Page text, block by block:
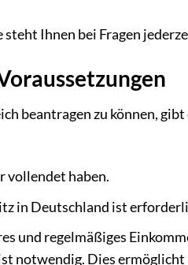
steht Ihnen bei Fragen
beantragen zu können, gibt
vollendet haben.
in Deutschland ist
und regelmäßiges
notwendig. Dies